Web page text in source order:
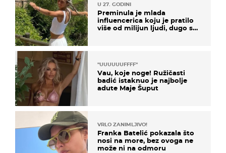
U 27. GODINI
Preminula je mlada
influencerica koju je pratilo
više od milijun ljudi, dugo se
"UUUUUUFFFF"
Vau, koje noge! Ružičasti
badić istaknuo je najbolje
adute Maje Šuput
VRLO ZANIMLJIVO!
Franka Batelić pokazala što
nosi na more, bez ovoga ne
može ni na odmoru